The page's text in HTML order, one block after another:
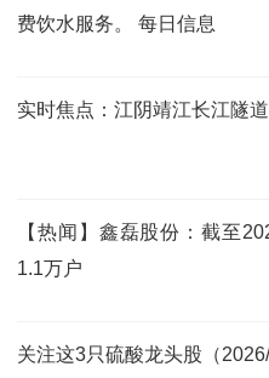
费饮水服务。 每日信息
实时焦点：江阴靖江长江隧
【热闻】鑫磊股份：截至
1.1万户
关注这3只硫酸龙头股（2026/